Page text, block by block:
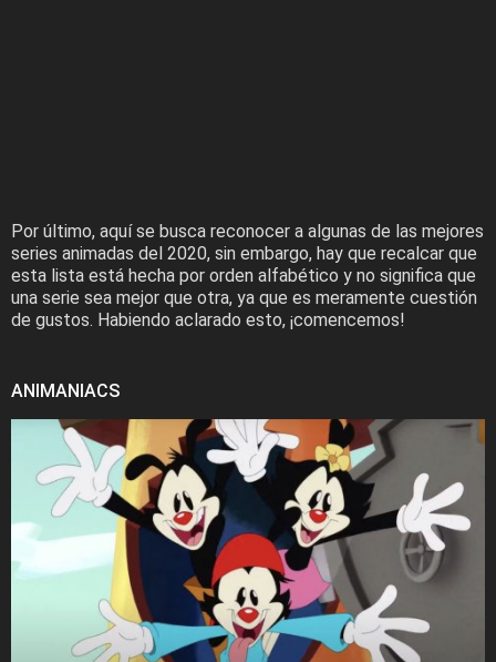
Por último, aquí se busca reconocer a algunas de las mejores
series animadas del 2020, sin embargo, hay que recalcar que
esta lista está hecha por orden alfabético y no significa que
una serie sea mejor que otra, ya que es meramente cuestión
de gustos. Habiendo aclarado esto, ¡comencemos!
ANIMANIACS